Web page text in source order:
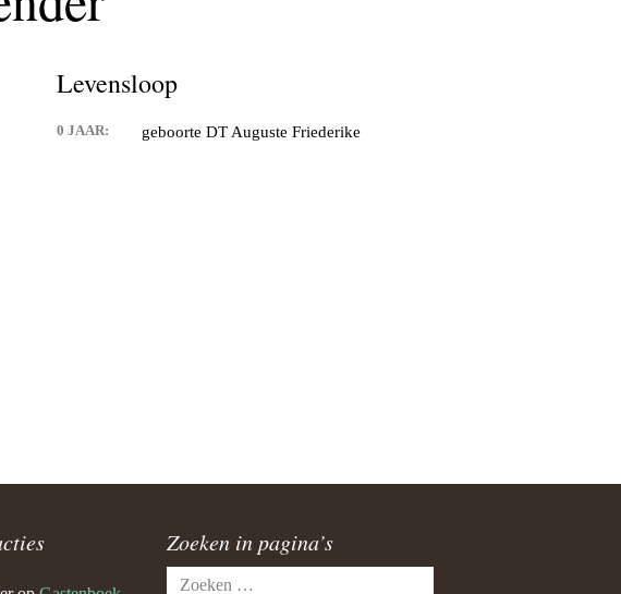
Levensloop
0 JAAR: geboorte DT Auguste Friederike
Zoeken in pagina’s
Zoeken